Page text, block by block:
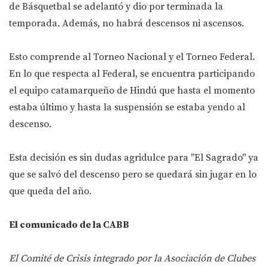
de Básquetbal se adelantó y dio por terminada la
temporada. Además, no habrá descensos ni ascensos.
Esto comprende al Torneo Nacional y el Torneo Federal.
En lo que respecta al Federal, se encuentra participando
el equipo catamarqueño de Hindú que hasta el momento
estaba último y hasta la suspensión se estaba yendo al
descenso.
Esta decisión es sin dudas agridulce para "El Sagrado" ya
que se salvó del descenso pero se quedará sin jugar en lo
que queda del año.
El comunicado de la CABB
El Comité de Crisis integrado por la Asociación de Clubes